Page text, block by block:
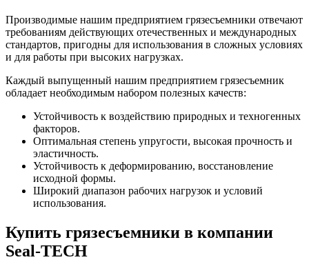
Производимые нашим предприятием грязесъемники отвечают
требованиям действующих отечественных и международных
стандартов, пригодны для использования в сложных условиях
и для работы при высоких нагрузках.
Каждый выпущенный нашим предприятием грязесъемник
обладает необходимым набором полезных качеств:
Устойчивость к воздействию природных и техногенных
факторов.
Оптимальная степень упругости, высокая прочность и
эластичность.
Устойчивость к деформированию, восстановление
исходной формы.
Широкий диапазон рабочих нагрузок и условий
использования.
Купить грязесъемники в компании
Seal-TECH